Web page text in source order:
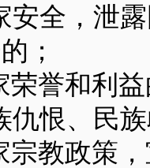
安全，泄
；
荣誉和利
仇恨、民
宗教政策